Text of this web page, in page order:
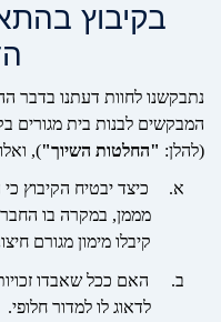
בקיבוץ
נתבקשנו לחוות דעתנו בדבר
המבקשים לבנות בית מגורים
(להלן: "החלטות השיוך"),
א.
כיצד יבטיח הקיבוץ
מממן, במקרה בו
קיבלו מימון מגורם
ב.
האם ככל שאבדו
לדאוג לו למדור חלופי.